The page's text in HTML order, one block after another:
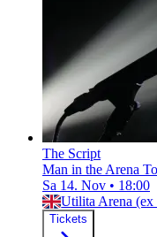
The Script
Man in the Arena
Sa 14. Nov • 18:00
Utilita Arena
Tickets